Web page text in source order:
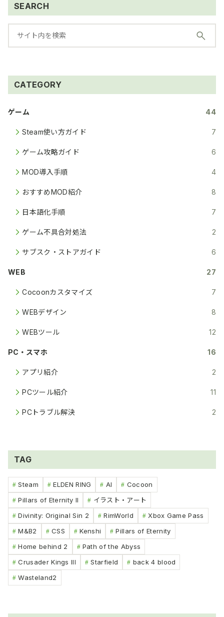
SEARCH
CATEGORY
ゲーム 44
Steam使い方ガイド 7
ゲーム攻略ガイド 6
MOD導入手順 4
おすすめMOD紹介 8
日本語化手順 7
ゲーム不具合対処法 2
サブスク・ストアガイド 6
WEB 27
Cocoonカスタマイズ 7
WEBデザイン 8
WEBツール 12
PC・スマホ 16
アプリ紹介 2
PCツール紹介 11
PCトラブル解決 2
TAG
Steam ELDEN RING AI
Cocoon
Pillars of Eternity II
イラスト・アート
Divinity: Original Sin 2
RimWorld
Xbox Game Pass
M&B2
CSS Kenshi
Pillars of Eternity
Home behind 2
Path of the Abyss
Crusader Kings III
Starfield
back 4 blood
Wasteland2